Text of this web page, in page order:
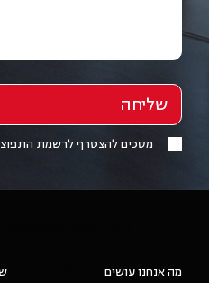
מסכים להצטרף לרשמת
מה אנחנו עושים